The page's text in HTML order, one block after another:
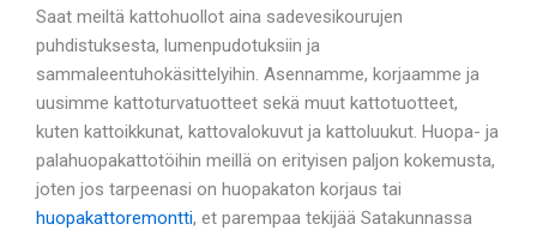
Saat meiltä kattohuollot aina sadevesikourujen
puhdistuksesta, lumenpudotuksiin ja
sammaleentuhokäsittelyihin. Asennamme, korjaamme ja
uusimme kattoturvatuotteet sekä muut kattotuotteet,
kuten kattoikkunat, kattovalokuvut ja kattoluukut. Huopa- ja
palahuopakattotöihin meillä on erityisen paljon kokemusta,
joten jos tarpeenasi on huopakaton korjaus tai
huopakattoremontti, et parempaa tekijää Satakunnassa